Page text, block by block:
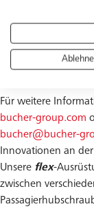
Bucher lädt
exzellenten
und dabei die
Für weitere
bucher-group.com
bucher@bucher-
Innovationen an
Unsere flex-
zwischen